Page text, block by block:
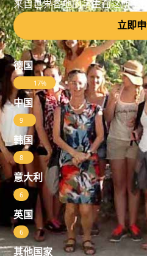
来自世界各地的学生在这所学
立即
德国
17%
中国
9
%
韩国
8
%
意大利
6
%
英国
6
%
其他国家